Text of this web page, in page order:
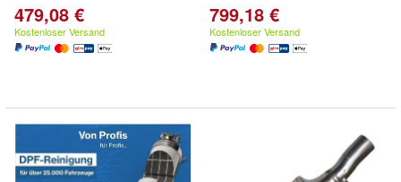
479,08 €
Kostenloser Versand
799,18 €
Kostenloser Versand